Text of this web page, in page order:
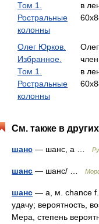
Том 1.
Ростральные
колонны
в
Олег Юрков.
Избранное.
Том 1.
Ростральные
колонны
в
См. также в
шанс — шанс, а …
шанс — шанс/ …
шанс — а, м. chance f.
удачу; вероятность,
Мера, степень